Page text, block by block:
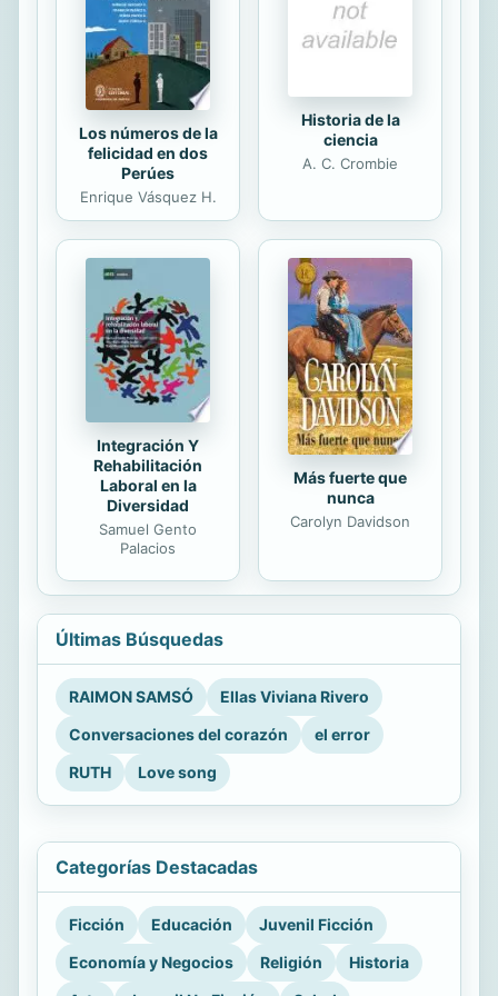
una estructura religiosa perdida y
también de una imagen de...
Los números de la
felicidad en dos
Perúes
Enrique Vásquez H.
Historia de la
ciencia
A. C. Crombie
Integración Y
Rehabilitación
Laboral en la
Diversidad
Samuel Gento
Palacios
Más fuerte que
nunca
Carolyn Davidson
Últimas Búsquedas
RAIMON SAMSÓ
Ellas Viviana Rivero
Conversaciones del corazón
el error
RUTH
Love song
Categorías Destacadas
Ficción Educación
Juvenil Ficción
Economía y Negocios
Religión
Historia